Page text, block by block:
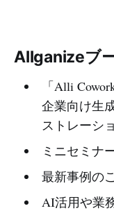
Allganizeブ
「Alli
企業向け生
ストレーシ
ミニセミナ
最新事例の
AI活用や業